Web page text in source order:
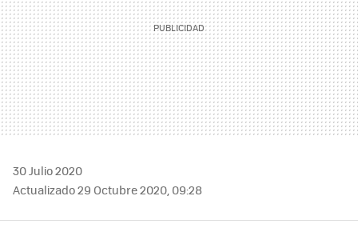
30 Julio 2020
Actualizado 29 Octubre 2020, 09:28